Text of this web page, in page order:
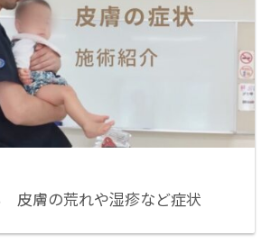
皮膚の荒れや湿疹など症状